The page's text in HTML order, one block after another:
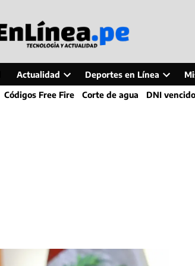
Actualidad
Open
dropdown
Deportes en Línea
Open
dropdown
Códigos Free Fire Corte de agua DNI vencido